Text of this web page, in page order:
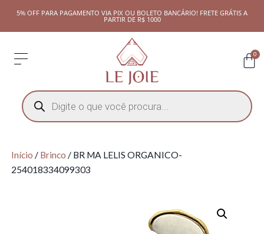
5% OFF PARA PAGAMENTO VIA PIX OU BOLETO BANCÁRIO! FRETE GRÁTIS A
PARTIR DE R$ 1000
0
Início / Brinco / BR MA LELIS ORGANICO-
254018334099303